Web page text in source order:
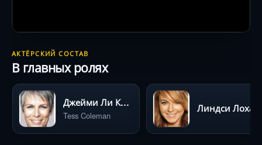
АКТЁРСКИЙ СОСТАВ
В главных ролях
Джейми Ли Кёртис
Tess Coleman
Линдси Лохан